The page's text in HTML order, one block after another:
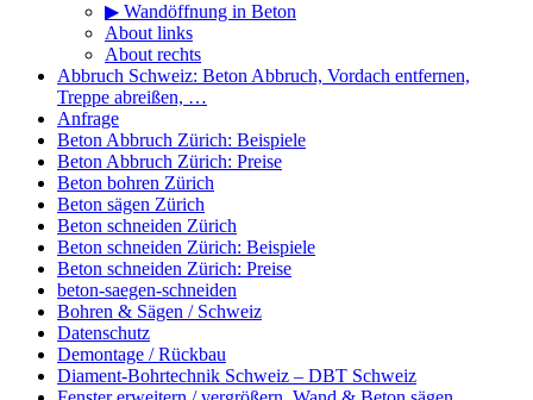
▶ Wandöffnung in Beton
About links
About rechts
Abbruch Schweiz: Beton Abbruch, Vordach entfernen,
Treppe abreißen, …
Anfrage
Beton Abbruch Zürich: Beispiele
Beton Abbruch Zürich: Preise
Beton bohren Zürich
Beton sägen Zürich
Beton schneiden Zürich
Beton schneiden Zürich: Beispiele
Beton schneiden Zürich: Preise
beton-saegen-schneiden
Bohren & Sägen / Schweiz
Datenschutz
Demontage / Rückbau
Diament-Bohrtechnik Schweiz – DBT Schweiz